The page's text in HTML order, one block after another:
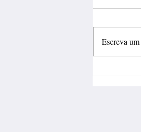
Escreva